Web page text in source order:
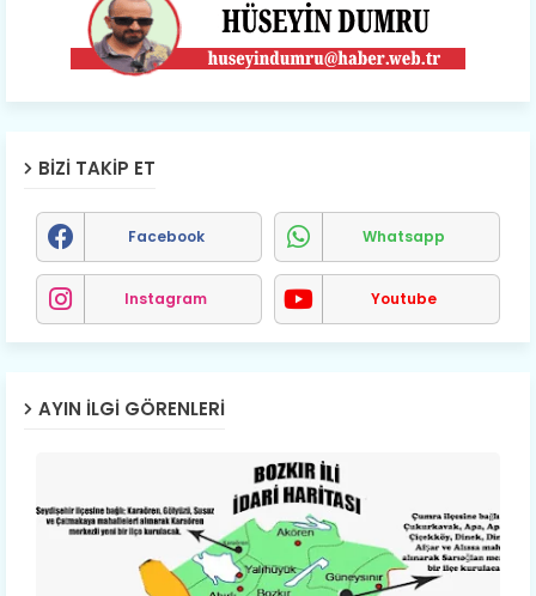
BIZI TAKIP ET
Facebook Whatsapp
Instagram Youtube
AYIN İLGI GÖRENLERI